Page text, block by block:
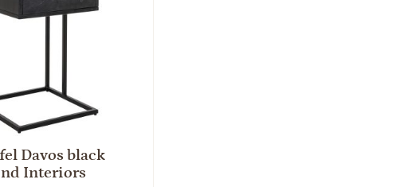
Davos black
Interiors